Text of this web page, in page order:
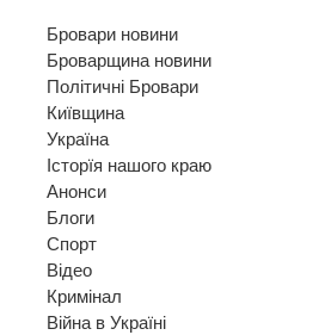
Бровари новини
Броварщина новини
Політичні Бровари
Київщина
Україна
Історїя нашого краю
Анонси
Блоги
Спорт
Відео
Кримінал
Війна в Україні